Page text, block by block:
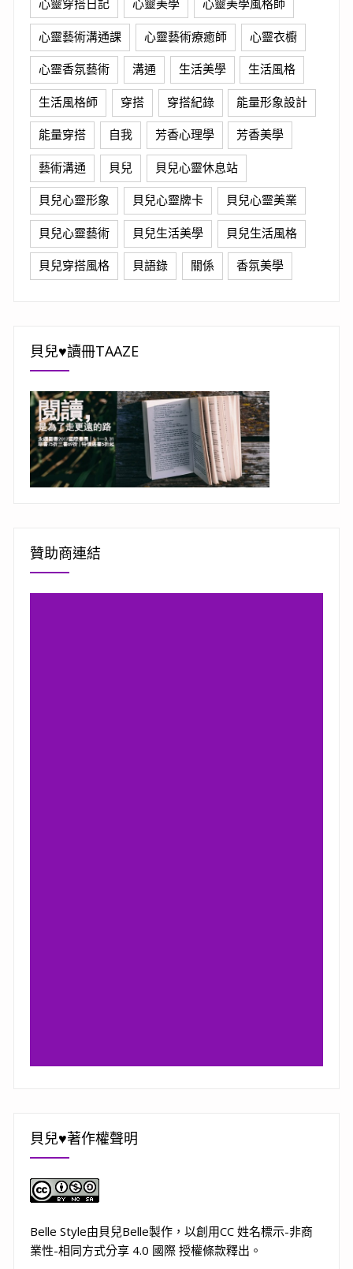
心靈藝術溝通課 心靈藝術療癒師 心靈衣櫥
心靈香氛藝術 溝通 生活美學 生活風格
生活風格師 穿搭 穿搭紀錄 能量形象設計
能量穿搭 自我 芳香心理學 芳香美學
藝術溝通 貝兒 貝兒心靈休息站
貝兒心靈形象 貝兒心靈牌卡 貝兒心靈美業
貝兒心靈藝術 貝兒生活美學 貝兒生活風格
貝兒穿搭風格 貝語錄 關係 香氛美學
貝兒♥讀冊TAAZE
贊助商連結
貝兒♥著作權聲明
Belle Style由貝兒Belle製作，以創用CC 姓名標示-非商
業性-相同方式分享 4.0 國際 授權條款釋出。